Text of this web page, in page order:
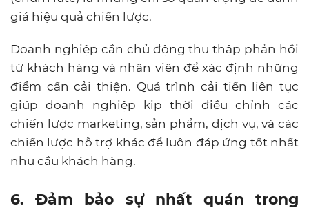
giá hiệu quả chiến lược.
Doanh nghiệp cần chủ động thu thập phản hồi
từ khách hàng và nhân viên để xác định những
điểm cần cải thiện. Quá trình cải tiến liên tục
giúp doanh nghiệp kịp thời điều chỉnh các
chiến lược marketing, sản phẩm, dịch vụ, và các
chiến lược hỗ trợ khác để luôn đáp ứng tốt nhất
nhu cầu khách hàng.
6. Đảm bảo sự nhất quán trong